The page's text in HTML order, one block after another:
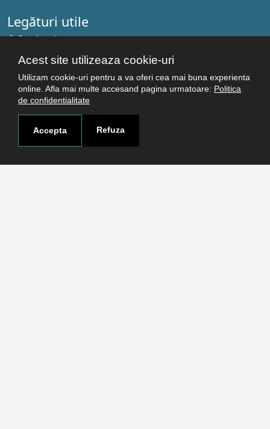
Acest site utilizeaza cookie-uri
Utilizam cookie-uri pentru a va oferi cea mai buna experienta
online. Afla mai multe accesand pagina urmatoare: Politica
de confidentialitate
Accepta Refuza
Legături utile
Studenţi
Facultăţi
Cercetare
Termeni şi condiţii
Politica de confidenţialitate
Autentificare
Contact